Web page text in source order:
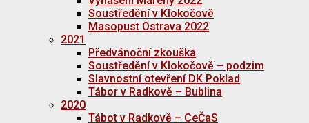
Soustředění v Klokočově
Masopust Ostrava 2022
2021
Předvánoční zkouška
Soustředění v Klokočově – podzim
Slavnostní otevření DK Poklad
Tábor v Radkově – Bublina
2020
Tábot v Radkově – CeČaS